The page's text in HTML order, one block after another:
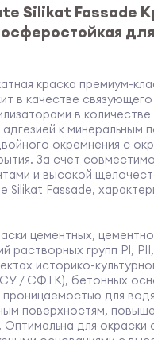
Silikat Fassade
краска премиум-
в качестве
в
к минеральным
окремнения с
За счет
и высокой
Silikat Fassade,
цементных,
растворных групп PI,
историко-
/ СФТК), бетонных
для
поверхностям,
для окраски